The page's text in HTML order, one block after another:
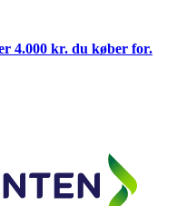
4.000 kr. du køber for.